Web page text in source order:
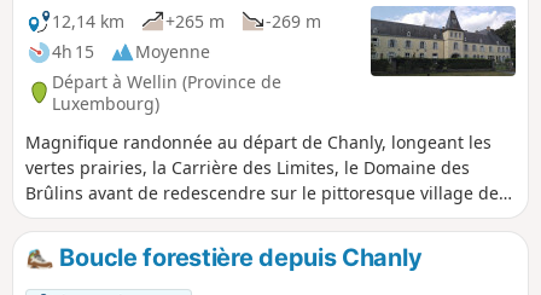
12,14 km
+265 m
-269 m
4h 15
Moyenne
Départ à Wellin (Province de
Luxembourg)
Magnifique randonnée au départ de Chanly, longeant les
vertes prairies, la Carrière des Limites, le Domaine des
Brûlins avant de redescendre sur le pittoresque village de
Resteigne et son château. À mi-parcours, vous pourrez
déguster une excellente bière sur la terrasse ombragée en
bord de Lesse. Vous repartirez ensuite pour la seconde
Boucle forestière depuis Chanly